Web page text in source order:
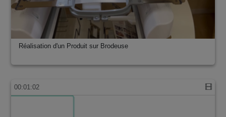
Réalisation d'un Produit sur Brodeuse
00:01:02